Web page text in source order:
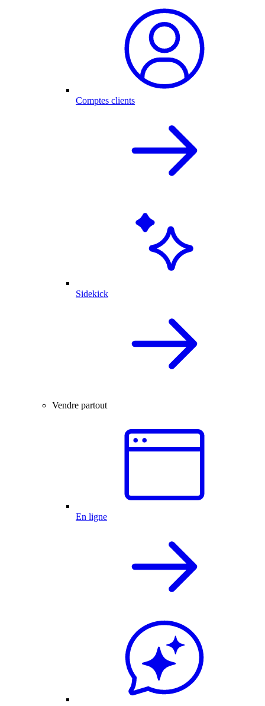
Comptes clients
Sidekick
Vendre partout
En ligne